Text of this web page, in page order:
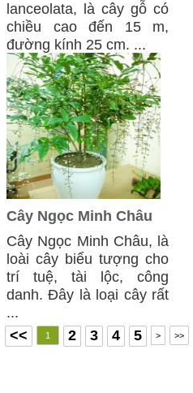
lanceolata, là cây gỗ có
chiều cao đến 15 m,
đường kính 25 cm. ...
Cây Ngọc Minh Châu
Cây Ngọc Minh Châu, là
loài cây biểu tượng cho
trí tuệ, tài lộc, công
danh. Đây là loại cây rất
...
<<
1 2 3 4 5 > >>